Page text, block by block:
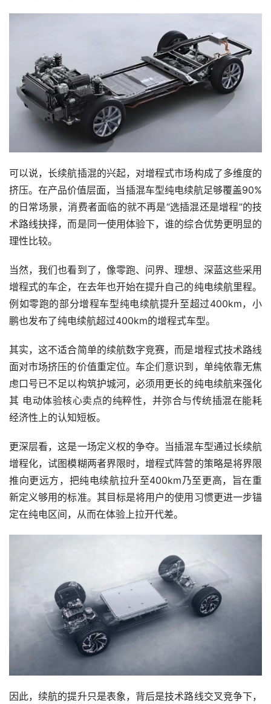
可以说，长续航插混的兴起，对增程式市场构成了多维度的
挤压。在产品价值层面，当插混车型纯电续航足够覆盖90%
的日常场景，消费者面临的就不再是“选插混还是增程”的技
术路线抉择，而是同一使用体验下，谁的综合优势更明显的
理性比较。
当然，我们也看到了，像零跑、问界、理想、深蓝这些采用
增程式的车企，在去年也开始在提升自己的纯电续航里程。
例如零跑的部分增程车型纯电续航提升至超过400km，小
鹏也发布了纯电续航超过400km的增程式车型。
其实，这不适合简单的续航数字竞赛，而是增程式技术路线
面对市场挤压的价值重定位。车企们意识到，单纯依靠无焦
虑口号已不足以构筑护城河，必须用更长的纯电续航来强化
其 电动体验核心卖点的纯粹性，并弥合与传统插混在能耗
经济性上的认知短板。
更深层看，这是一场定义权的争夺。当插混车型通过长续航
增程化，试图模糊两者界限时，增程式阵营的策略是将界限
推向更远方，把纯电续航拉升至400km乃至更高，旨在重
新定义够用的标准。其目标是将用户的使用习惯更进一步锚
定在纯电区间，从而在体验上拉开代差。
因此，续航的提升只是表象，背后是技术路线交叉竞争下，